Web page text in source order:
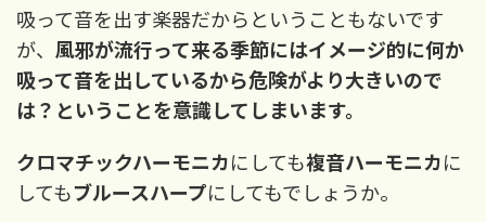
吸って音を出す楽器だからということもないです
が、 風邪が流行って来る季節にはイメージ的に何か
吸って音を出しているから危険がより大きいので
は？ということを意識してしまいます。
クロマチックハーモニカにしても複音ハーモニカに
してもブルースハープにしてもでしょうか。